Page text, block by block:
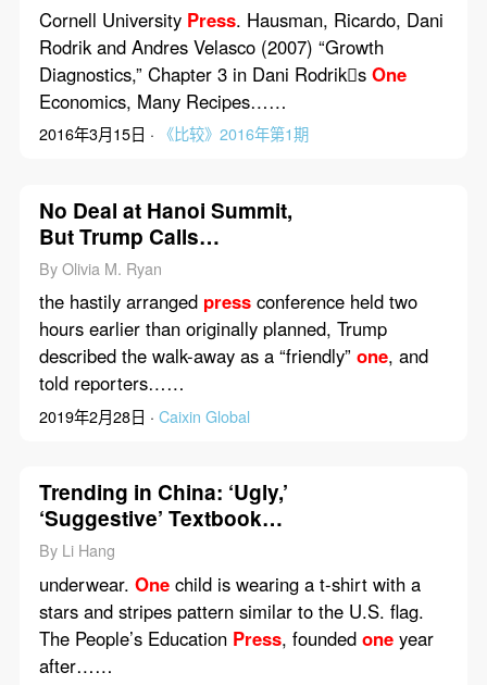
Cornell University Press. Hausman, Ricardo, Dani
Rodrik and Andres Velasco (2007) “Growth
Diagnostics,” Chapter 3 in Dani Rodriks One
Economics, Many Recipes……
2016年3月15日 · 《比较》2016年第1期
No Deal at Hanoi Summit,
But Trump Calls
Relationship With Kim
‘Warm’
By Olivia M. Ryan
the hastily arranged pressconference held two
hours earlier than originally planned, Trump
described the walk-away as a “friendly” one, and
told reporters……
2019年2月28日 · Caixin Global
Trending in China: ‘Ugly,’
‘Suggestive’ Textbook
Illustrations Draw Ire
By Li Hang
underwear. Onechild is wearing a t-shirt with a
stars and stripes pattern similar to the U.S. flag.
The People’s Education Press, founded oneyear
after……